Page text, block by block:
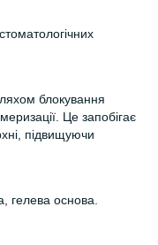
блокування
Це запобігає
підвищуючи
гелева основа.